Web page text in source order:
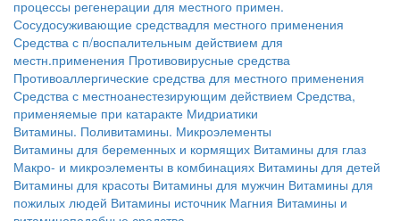
процессы регенерации для местного примен.
Сосудосуживающие средствадля местного применения
Средства с п/воспалительным действием для
местн.применения Противовирусные средства
Противоаллергические средства для местного применения
Средства с местноанестезирующим действием Средства,
применяемые при катаракте Мидриатики
Витамины. Поливитамины. Микроэлементы
Витамины для беременных и кормящих Витамины для глаз
Макро- и микроэлементы в комбинациях Витамины для детей
Витамины для красоты Витамины для мужчин Витамины для
пожилых людей Витамины источник Магния Витамины и